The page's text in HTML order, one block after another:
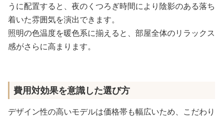
うに配置すると、夜のくつろぎ時間により陰影のある落ち
着いた雰囲気を演出できます。
照明の色温度を暖色系に揃えると、部屋全体のリラックス
感がさらに高まります。
費用対効果を意識した選び方
デザイン性の高いモデルは価格帯も幅広いため、こだわり